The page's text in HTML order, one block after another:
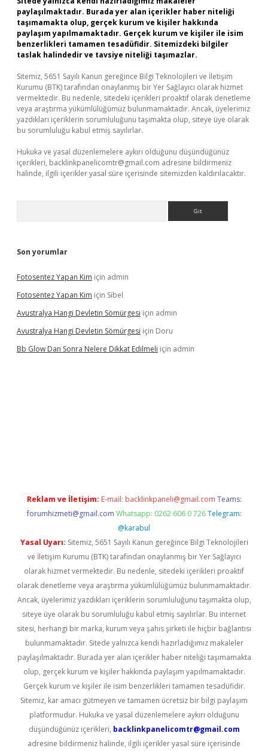
paylaşılmaktadır. Burada yer alan içerikler haber niteliği
taşımamakta olup, gerçek kurum ve kişiler hakkında
paylaşım yapılmamaktadır. Gerçek kurum ve kişiler ile isim
benzerlikleri tamamen tesadüfidir. Sitemizdeki bilgiler
taslak halindedir ve tavsiye niteliği taşımazlar.
Sitemiz, 5651 Sayılı Kanun gereğince Bilgi Teknolojileri ve İletişim
Kurumu (BTK) tarafından onaylanmış bir Yer Sağlayıcı olarak hizmet
vermektedir. Bu nedenle, sitedeki içerikleri proaktif olarak denetleme
veya araştırma yükümlülüğümüz bulunmamaktadır. Ancak, üyelerimiz
yazdıkları içeriklerin sorumluluğunu taşımakta olup, siteye üye olarak
bu sorumluluğu kabul etmiş sayılırlar.
Hukuka ve yasal düzenlemelere aykırı olduğunu düşündüğünüz
içerikleri, backlinkpanelicomtr@gmail.com adresine bildirmeniz
halinde, ilgili içerikler yasal süre içerisinde sitemizden kaldırılacaktır.
Son yorumlar
Fotosentez Yapan Kim için admin
Fotosentez Yapan Kim için Sibel
Avustralya Hangi Devletin Sömürgesi için admin
Avustralya Hangi Devletin Sömürgesi için Doru
Bb Glow Dan Sonra Nelere Dikkat Edilmeli için admin
Reklam ve İletişim: E-mail: backlinkpaneli@gmail.com Teams:
forumhizmeti@gmail.com Whatsapp: 0262 606 0 726 Telegram:
@karabul
Yasal Uyarı: Sitemiz, 5651 Sayılı Kanun gereğince Bilgi Teknolojileri
ve İletişim Kurumu (BTK) tarafından onaylanmış bir Yer Sağlayıcı
olarak hizmet vermektedir. Bu nedenle, sitedeki içerikleri proaktif
olarak denetleme veya araştırma yükümlülüğümüz bulunmamaktadır.
Ancak, üyelerimiz yazdıkları içeriklerin sorumluluğunu taşımakta olup,
siteye üye olarak bu sorumluluğu kabul etmiş sayılırlar. Bu internet
sitesi, herhangi bir marka, kurum veya şahıs şirketi ile hiçbir bağlantısı
bulunmamaktadır. Sitede yalnızca kendi hazırladığımız makaleler
paylaşılmaktadır. Burada yer alan içerikler haber niteliği taşımamakta
olup, gerçek kurum ve kişiler hakkında paylaşım yapılmamaktadır.
Gerçek kurum ve kişiler ile isim benzerlikleri tamamen tesadüfidir.
Sitemiz, kar amacı gütmeyen ve tamamen ücretsiz bir bilgi paylaşım
platformudur. Hukuka ve yasal düzenlemelere aykırı olduğunu
düşündüğünüz içerikleri, backlinkpanelicomtr@gmail.com
adresine bildirmeniz halinde, ilgili içerikler yasal süre içerisinde